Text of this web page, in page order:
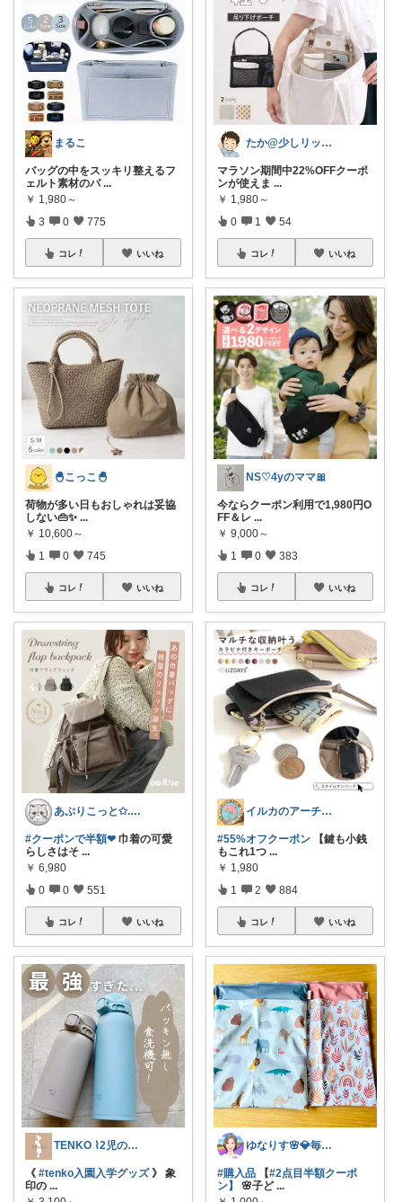
まるこ
バッグの中をスッキリ整えるフ
ェルト素材のバ ...
￥ 1,980～
3 0 775
コレ いいね
🐣こっこ🐣
荷物が多い日もおしゃれは妥協
しない👜✨ ...
￥ 10,600～
1 0 745
コレ いいね
あぷりこっと✩.*˚100%ROOM経由
#クーポンで半額❤︎ 巾着の可愛
らしさはそ ...
￥ 6,980
0 0 551
コレ いいね
TENKO ⌇2児のママ＊暮らしを便利に
《 #tenko入園入学グッズ》 象
印の ...
たか@少しリッチな生活がしたいパパ
マラソン期間中22%OFFクーポ
ンが使えま ...
￥ 1,980～
0 1 54
コレ いいね
NS♡4yのママ🎀
今ならクーポン利用で1,980円O
FF＆レ ...
￥ 9,000～
1 0 383
コレ いいね
イルカのアーチ🐬🌈朝コレ
#55%オフクーポン 【鍵も小銭
もこれ1つ ...
￥ 1,980
1 2 884
コレ いいね
ゆなりす🌸💎毎日投稿💎朝コレ
#購入品 【#2点目半額クーポ
ン】
🌸子ど ...